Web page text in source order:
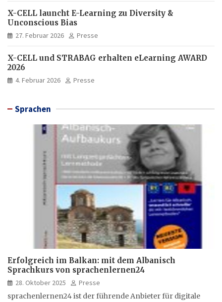
X-CELL launcht E-Learning zu Diversity &
Unconscious Bias
27. Februar 2026 Presse
X-CELL und STRABAG erhalten eLearning AWARD
2026
4. Februar 2026 Presse
Sprachen
Erfolgreich im Balkan: mit dem Albanisch
Sprachkurs von sprachenlernen24
28. Oktober 2025
Presse
sprachenlernen24 ist der führende Anbieter für digitale